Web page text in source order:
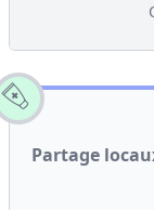
Partage